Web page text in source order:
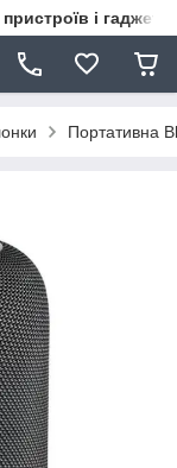
і гаджети
Портативна